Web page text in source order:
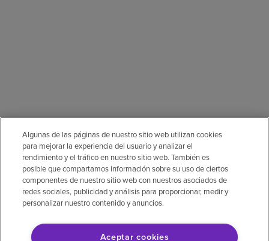
Algunas de las páginas de nuestro sitio web utilizan cookies
para mejorar la experiencia del usuario y analizar el
rendimiento y el tráfico en nuestro sitio web. También es
posible que compartamos información sobre su uso de ciertos
componentes de nuestro sitio web con nuestros asociados de
redes sociales, publicidad y análisis para proporcionar, medir y
personalizar nuestro contenido y anuncios.
Aceptar cookies